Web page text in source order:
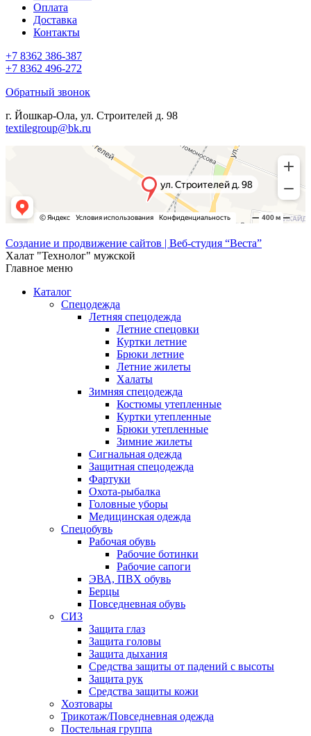
Оплата
Доставка
Контакты
+7 8362 386-387
+7 8362 496-272
Обратный звонок
г. Йошкар-Ола, ул. Строителей д. 98
textilegroup@bk.ru
Создание и продвижение сайтов | Веб-студия “Веста”
Халат "Технолог" мужской
Главное меню
Каталог
Спецодежда
Летняя спецодежда
Летние спецовки
Куртки летние
Брюки летние
Летние жилеты
Халаты
Зимняя спецодежда
Костюмы утепленные
Куртки утепленные
Брюки утепленные
Зимние жилеты
Сигнальная одежда
Защитная спецодежда
Фартуки
Охота-рыбалка
Головные уборы
Медицинская одежда
Спецобувь
Рабочая обувь
Рабочие ботинки
Рабочие сапоги
ЭВА, ПВХ обувь
Берцы
Повседневная обувь
СИЗ
Защита глаз
Защита головы
Защита дыхания
Средства защиты от падений с высоты
Защита рук
Средства защиты кожи
Хозтовары
Трикотаж/Повседневная одежда
Постельная группа